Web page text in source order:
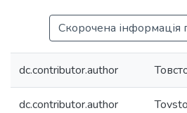
Скорочена інформація
dc.contributor.author
dc.contributor.author